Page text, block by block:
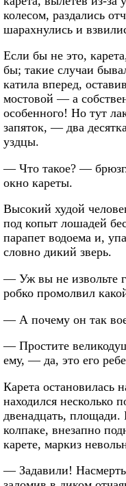
колесом, раздались
шарахнулись и
Если бы не это,
бы; такие случаи
катила вперед,
мостовой — а
особенного! Но тут
запяток, — два
уздцы.
— Что такое? —
окно кареты.
Высокий худой
под копыт лошадей
парапет водоема и,
словно дикий зверь.
— Уж вы не извольте
робко промолвил
— А почему он так
— Простите
ему, — да, это его
Карета остановилась
находился несколько
двенадцать, площади.
колпаке, внезапно
карете, маркиз
— Задавили!